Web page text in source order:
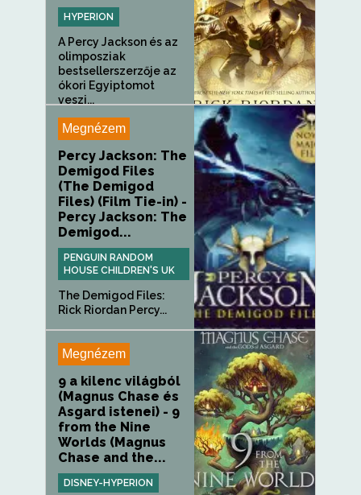
HYPERION
A Percy Jackson és az
olimposziak
bestsellerszerzője az
ókori Egyiptomot
veszi...
Megnézem
Percy Jackson: The
Demigod Files
(The Demigod
Files) (Film Tie-in) -
Percy Jackson: The
Demigod...
PENGUIN RANDOM
HOUSE CHILDREN'S UK
The Demigod Files:
Rick Riordan Percy...
Megnézem
9 a kilenc világból
(Magnus Chase és
Asgard istenei) - 9
from the Nine
Worlds (Magnus
Chase and the...
DISNEY-HYPERION